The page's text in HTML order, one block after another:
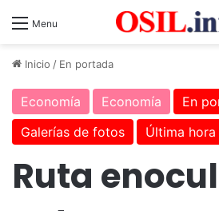
Menu
Inicio / En portada
Economía Economía
En
Galerías de fotos
Última hora
Ruta